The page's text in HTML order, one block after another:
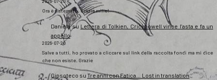
2026-07-20
Ora è sistemato. Grazie mille!
Danielasu Lettera di Tolkien, Crickhowell vince l’asta e fa un
appello
2026-07-20
Salve a tutti, ho provato a cliccare sul link della raccolta fondi ma mi dice
che non esiste. Grazie
Gipsoteco su Tre anni con Fatica… Lost in translation